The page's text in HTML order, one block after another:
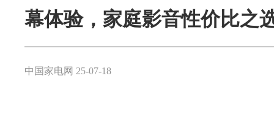
幕体验，家庭影音性价比之
中国家电网 25-07-18